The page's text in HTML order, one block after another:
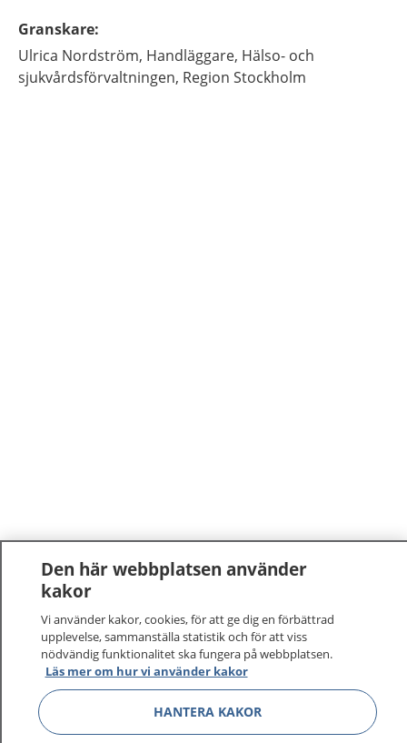
Granskare:
Ulrica Nordström, Handläggare, Hälso- och
sjukvårdsförvaltningen, Region Stockholm
1177–tryggt om din hälsa och vård
På 1177.se får du råd om hälsa och information om
Den här webbplatsen använder
kakor
Vi använder kakor, cookies, för att ge dig en förbättrad
upplevelse, sammanställa statistik och för att viss
nödvändig funktionalitet ska fungera på webbplatsen.
Läs mer om hur vi använder kakor
HANTERA KAKOR